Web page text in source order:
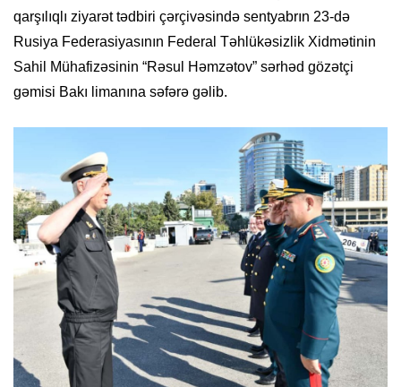
qarşılıqlı ziyarət tədbiri çərçivəsində sentyabrın 23-də
Rusiya Federasiyasının Federal Təhlükəsizlik Xidmətinin
Sahil Mühafizəsinin “Rəsul Həmzətov” sərhəd gözətçi
gəmisi Bakı limanına səfərə gəlib.